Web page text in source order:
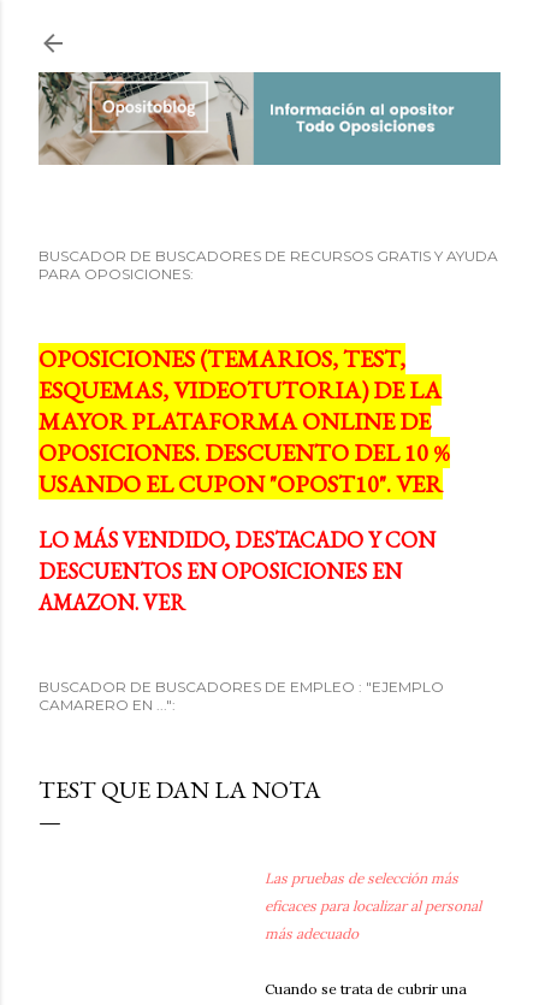
BUSCADOR DE BUSCADORES DE RECURSOS GRATIS Y AYUDA
PARA OPOSICIONES:
OPOSICIONES (TEMARIOS, TEST,
ESQUEMAS, VIDEOTUTORIA) DE LA
MAYOR PLATAFORMA ONLINE DE
OPOSICIONES. DESCUENTO DEL 10 %
USANDO EL CUPON "OPOST10". VER
LO MÁS VENDIDO, DESTACADO Y CON
DESCUENTOS EN OPOSICIONES EN
AMAZON. VER
BUSCADOR DE BUSCADORES DE EMPLEO : "EJEMPLO
CAMARERO EN ...":
TEST QUE DAN LA NOTA
Las pruebas de selección más
eficaces para localizar al personal
más adecuado
Cuando se trata de cubrir una